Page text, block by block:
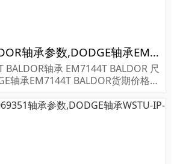
EM7144T BALDOR轴承参数,DODGE轴承EM7144T BALDOR重量
BALDOR轴承 EM7144T BALDOR 尺
轴承EM7144T BALDOR货期价格,D